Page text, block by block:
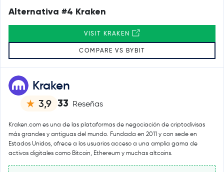
Kraken
3,9 33 Reseñas
Kraken.com es una de las plataformas de negociación de criptodivisas
más grandes y antiguas del mundo. Fundada en 2011 y con sede en
Estados Unidos, ofrece a los usuarios acceso a una amplia gama de
activos digitales como Bitcoin, Ethereum y muchas altcoins.
Alternativa #4 Kraken
VISIT KRAKEN
COMPARE VS BYBIT